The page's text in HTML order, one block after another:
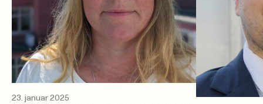
23. januar 2025